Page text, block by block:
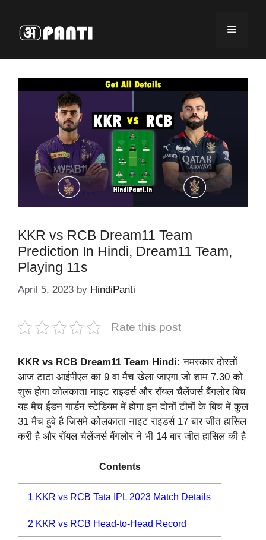
content
Menu
KKR vs RCB Dream11 Team
Prediction In Hindi, Dream11 Team,
Playing 11s
April 5, 2023 by HindiPanti
Rate this post
KKR vs RCB Dream11 Team Hindi: नमस्कार दोस्तों
आज टाटा आईपीएल का 9 वा मैच खेला जाएगा जो शाम 7.30 को
शुरू होगा कोलकाता नाइट राइडर्स और रॉयल चैलेंजर्स बैंगलोर बिच
यह मैच ईडन गार्डन स्टेडियम में होगा इन दोनों टीमों के बिच में कुल
31 मैच हुवे है जिसमे कोलकाता नाइट राइडर्स 17 बार जीत हासिल
करी है और रॉयल चैलेंजर्स बैंगलोर ने भी 14 बार जीत हासिल की है
Contents
1 KKR vs RCB Tata IPL 2023 Match Details
2 KKR vs RCB Head-to-Head Record